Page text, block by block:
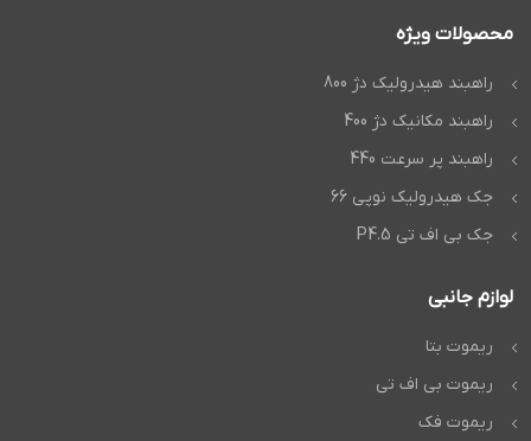
محصولات ویژه
راهبند هیدرولیک دژ 800
راهبند مکانیک دژ 400
راهبند پر سرعت 440
جک هیدرولیک نوپی 66
جک بی اف تی P4.5
لوازم جانبی
ریموت بتا
ریموت بی اف تی
ریموت فک